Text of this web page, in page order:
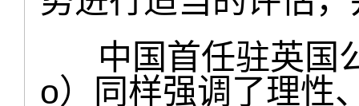
中国首任驻英国
o）同样强调了理性